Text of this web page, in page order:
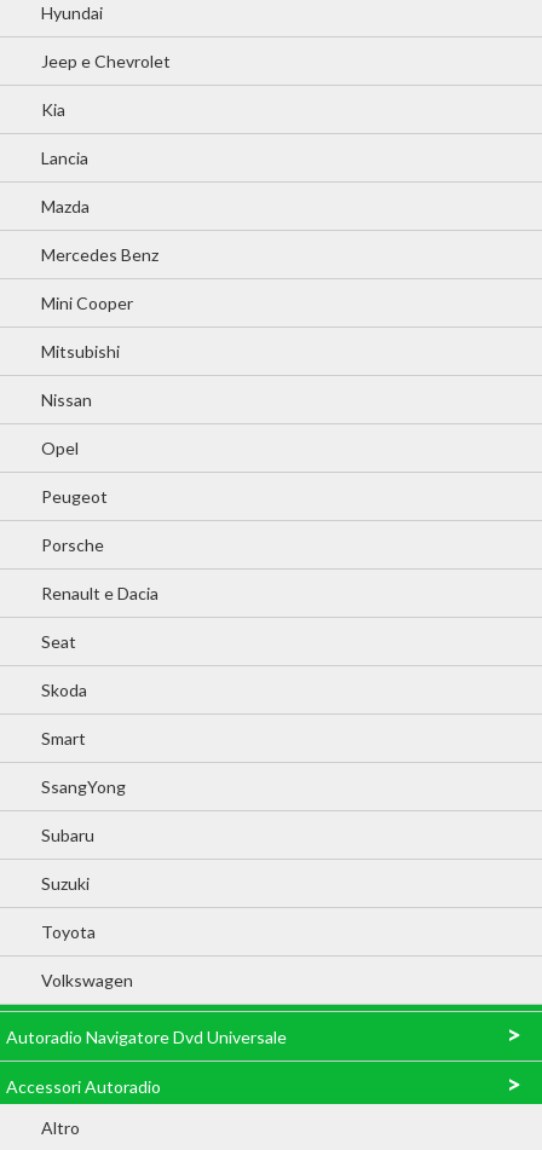
Hyundai
Jeep e Chevrolet
Kia
Lancia
Mazda
Mercedes Benz
Mini Cooper
Mitsubishi
Nissan
Opel
Peugeot
Porsche
Renault e Dacia
Seat
Skoda
Smart
SsangYong
Subaru
Suzuki
Toyota
Volkswagen
Autoradio Navigatore Dvd Universale >
Accessori Autoradio >
Altro